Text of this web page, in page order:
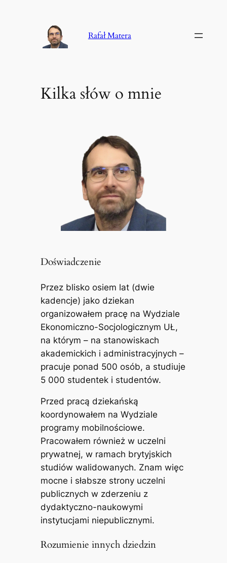
Rafał Matera
Kilka słów o mnie
Doświadczenie
Przez blisko osiem lat (dwie
kadencje) jako dziekan
organizowałem pracę na Wydziale
Ekonomiczno-Socjologicznym UŁ,
na którym – na stanowiskach
akademickich i administracyjnych –
pracuje ponad 500 osób, a studiuje
5 000 studentek i studentów.
Przed pracą dziekańską
koordynowałem na Wydziale
programy mobilnościowe.
Pracowałem również w uczelni
prywatnej, w ramach brytyjskich
studiów walidowanych. Znam więc
mocne i słabsze strony uczelni
publicznych w zderzeniu z
dydaktyczno-naukowymi
instytucjami niepublicznymi.
Rozumienie innych dziedzin